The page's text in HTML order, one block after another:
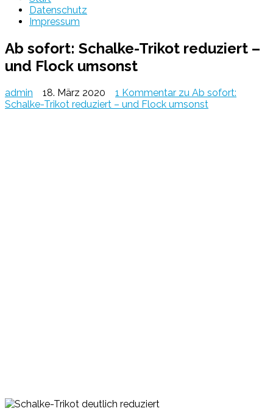
Datenschutz
Impressum
Ab sofort: Schalke-Trikot reduziert –
und Flock umsonst
admin 18. März 2020 1 Kommentar zu Ab sofort:
Schalke-Trikot reduziert – und Flock umsonst